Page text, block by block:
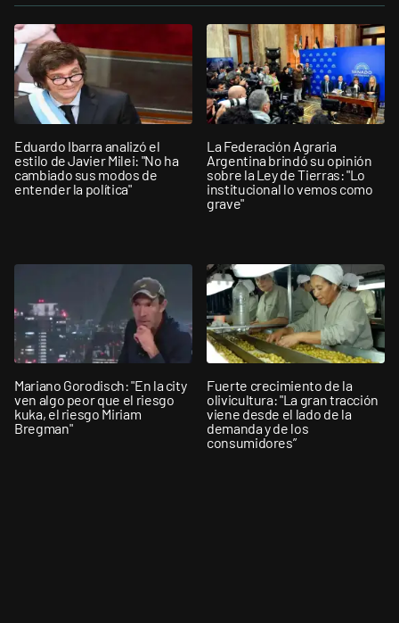
Eduardo Ibarra analizó el
estilo de Javier Milei: "No ha
cambiado sus modos de
entender la política"
La Federación Agraria
Argentina brindó su opinión
sobre la Ley de Tierras: "Lo
institucional lo vemos como
grave"
Mariano Gorodisch: "En la city
ven algo peor que el riesgo
kuka, el riesgo Miriam
Bregman"
Fuerte crecimiento de la
olivicultura: "La gran tracción
viene desde el lado de la
demanda y de los
consumidores”